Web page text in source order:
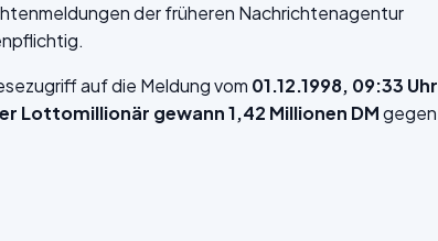
der früheren Nachrichtenagentur
auf die Meldung vom 01.12.1998, 09:33 Uhr
Lottomillionär gewann 1,42 Millionen DMgegen